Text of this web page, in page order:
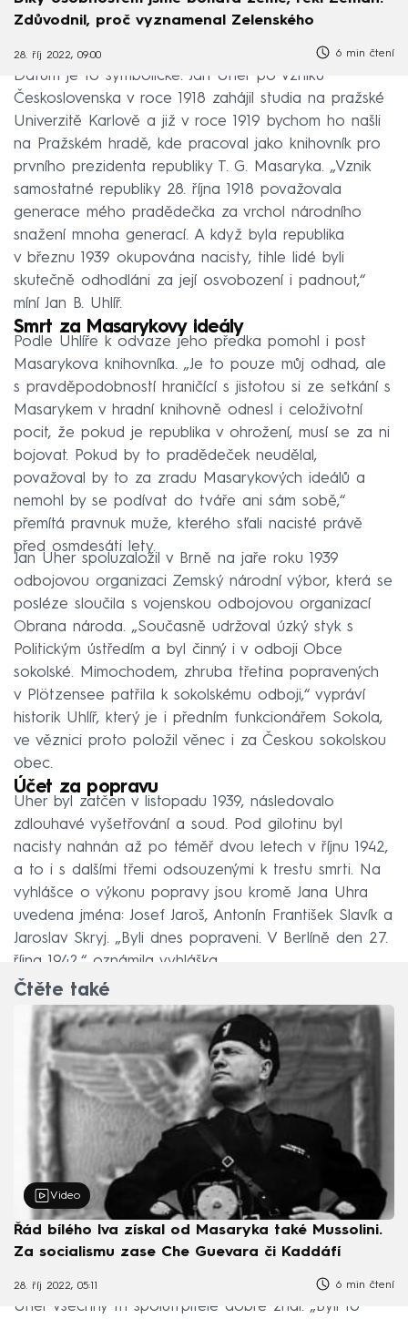
Zdůvodnil, proč vyznamenal Zelenského
28. říj 2022, 09:00 6 min čtení
Datum je to symbolické. Jan Uher po vzniku
Československa v roce 1918 zahájil studia na pražské
Univerzitě Karlově a již v roce 1919 bychom ho našli
na Pražském hradě, kde pracoval jako knihovník pro
prvního prezidenta republiky T. G. Masaryka. „Vznik
samostatné republiky 28. října 1918 považovala
generace mého pradědečka za vrchol národního
snažení mnoha generací. A když byla republika
v březnu 1939 okupována nacisty, tihle lidé byli
skutečně odhodláni za její osvobození i padnout,“
míní Jan B. Uhlíř.
Smrt za Masarykovy ideály
Podle Uhlíře k odvaze jeho předka pomohl i post
Masarykova knihovníka. „Je to pouze můj odhad, ale
s pravděpodobností hraničící s jistotou si ze setkání s
Masarykem v hradní knihovně odnesl i celoživotní
pocit, že pokud je republika v ohrožení, musí se za ni
bojovat. Pokud by to pradědeček neudělal,
považoval by to za zradu Masarykových ideálů a
nemohl by se podívat do tváře ani sám sobě,“
přemítá pravnuk muže, kterého sťali nacisté právě
před osmdesáti lety.
Jan Uher spoluzaložil v Brně na jaře roku 1939
odbojovou organizaci Zemský národní výbor, která se
posléze sloučila s vojenskou odbojovou organizací
Obrana národa. „Současně udržoval úzký styk s
Politickým ústředím a byl činný i v odboji Obce
sokolské. Mimochodem, zhruba třetina popravených
v Plötzensee patřila k sokolskému odboji,“ vypráví
historik Uhlíř, který je i předním funkcionářem Sokola,
ve věznici proto položil věnec i za Českou sokolskou
obec.
Účet za popravu
Uher byl zatčen v listopadu 1939, následovalo
zdlouhavé vyšetřování a soud. Pod gilotinu byl
nacisty nahnán až po téměř dvou letech v říjnu 1942,
a to i s dalšími třemi odsouzenými k trestu smrti. Na
vyhlášce o výkonu popravy jsou kromě Jana Uhra
uvedena jména: Josef Jaroš, Antonín František Slavík a
Jaroslav Skryj. „Byli dnes popraveni. V Berlíně den 27.
října 1942,“ oznámila vyhláška.
Čtěte také
Video
Řád bílého lva získal od Masaryka také Mussolini.
Za socialismu zase Che Guevara či Kaddáfí
28. říj 2022, 05:11 6 min čtení
Uher všechny tři spolutrpitele dobře znal. „Byli to